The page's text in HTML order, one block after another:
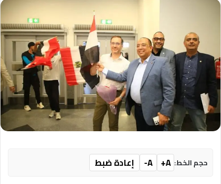
حجم الخط: A+
A-
إعادة ضبط